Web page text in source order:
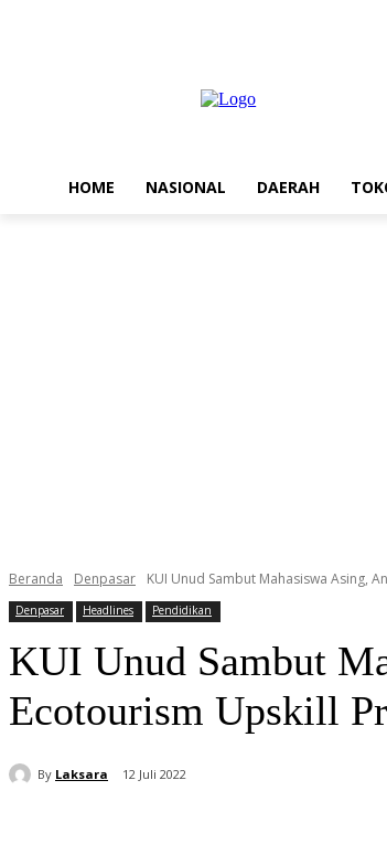
HOME NASIONAL DAERAH
Beranda Denpasar KUI Unud Sambut Mahasiswa Asing,
Denpasar Headlines Pendidikan
KUI Unud Sambut
Ecotourism Upskill
By Laksara 12 Juli 2022